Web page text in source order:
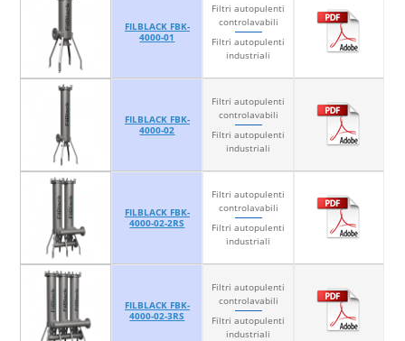
FILBLACK FBK-
4000-01
Filtri autopulenti
controlavabili
Filtri autopulenti
industriali
FILBLACK FBK-
4000-02
Filtri autopulenti
controlavabili
Filtri autopulenti
industriali
FILBLACK FBK-
4000-02-2RS
Filtri autopulenti
controlavabili
Filtri autopulenti
industriali
FILBLACK FBK-
4000-02-3RS
Filtri autopulenti
controlavabili
Filtri autopulenti
industriali